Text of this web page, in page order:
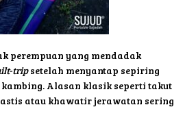
perempuan yang mendadak
tripsetelah menyantap sepiring
Alasan klasik seperti takut
atau khawatir jerawatan sering